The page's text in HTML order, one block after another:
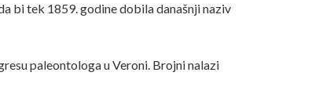
bi tek 1859. godine dobila današnji naziv
paleontologa u Veroni. Brojni nalazi